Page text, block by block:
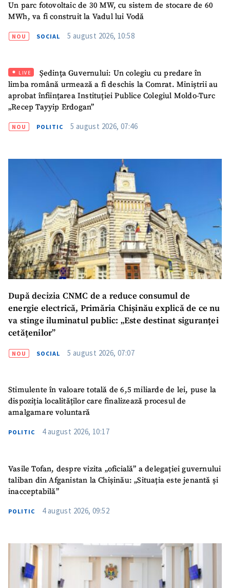
Un parc fotovoltaic de 30 MW, cu sistem de stocare de 60
MWh, va fi construit la Vadul lui Vodă
NOU SOCIAL 5 august 2026, 10:58
LIVE
Ședința Guvernului: Un colegiu cu predare în
limba română urmează a fi deschis la Comrat. Miniștrii au
aprobat înființarea Instituției Publice Colegiul Moldo-Turc
„Recep Tayyip Erdogan”
NOU POLITIC 5 august 2026, 07:46
După decizia CNMC de a reduce consumul de
energie electrică, Primăria Chișinău explică de ce nu
va stinge iluminatul public: „Este destinat siguranței
cetățenilor”
NOU SOCIAL 5 august 2026, 07:07
Stimulente în valoare totală de 6,5 miliarde de lei, puse la
dispoziția localităților care finalizează procesul de
amalgamare voluntară
POLITIC 4 august 2026, 10:17
Vasile Tofan, despre vizita „oficială” a delegației guvernului
taliban din Afganistan la Chișinău: „Situația este jenantă și
inacceptabilă”
POLITIC 4 august 2026, 09:52
Nume + Numele meu
Email+ Emailul meu
Telefon
+ Telefon personal
acord cupolitica de